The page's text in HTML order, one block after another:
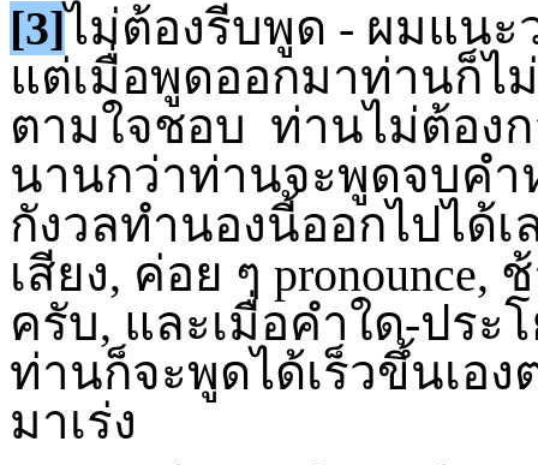
[3]ไม่ต้องรีบพูด - ผมแน
แต่เมื่อพูดออกมาท่านก็ไ
ตามใจชอบ ท่านไม่ต้อง
นานกว่าท่านจะพูดจบค
กังวลทำนองนี้ออกไปได้
เสียง, ค่อย ๆ
ครับ, และเมื่อคำใด-ปร
ท่านก็จะพูดได้เร็วขึ้นเอ
มาเร่ง